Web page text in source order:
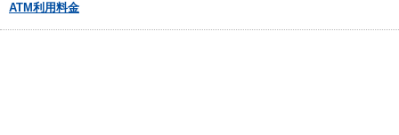
ATM利用料金